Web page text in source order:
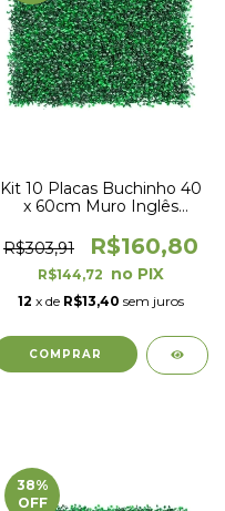
Kit 10 Placas Buchinho 40
x 60cm Muro Inglês
R$303,91
R$160,80
R$144,72
12 x de R$13,40 sem juros
38%
OFF